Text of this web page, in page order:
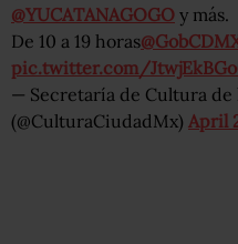
@YUCATANAGOGO y más.
De 10 a 19 horas
pic.twitter.com/
— Secretaría de Cultura
(@CulturaCiudadMx) April